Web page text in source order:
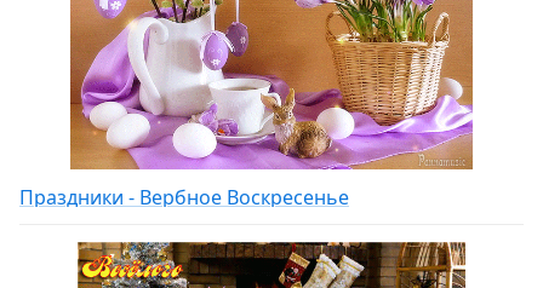
Праздники - Вербное Воскресенье